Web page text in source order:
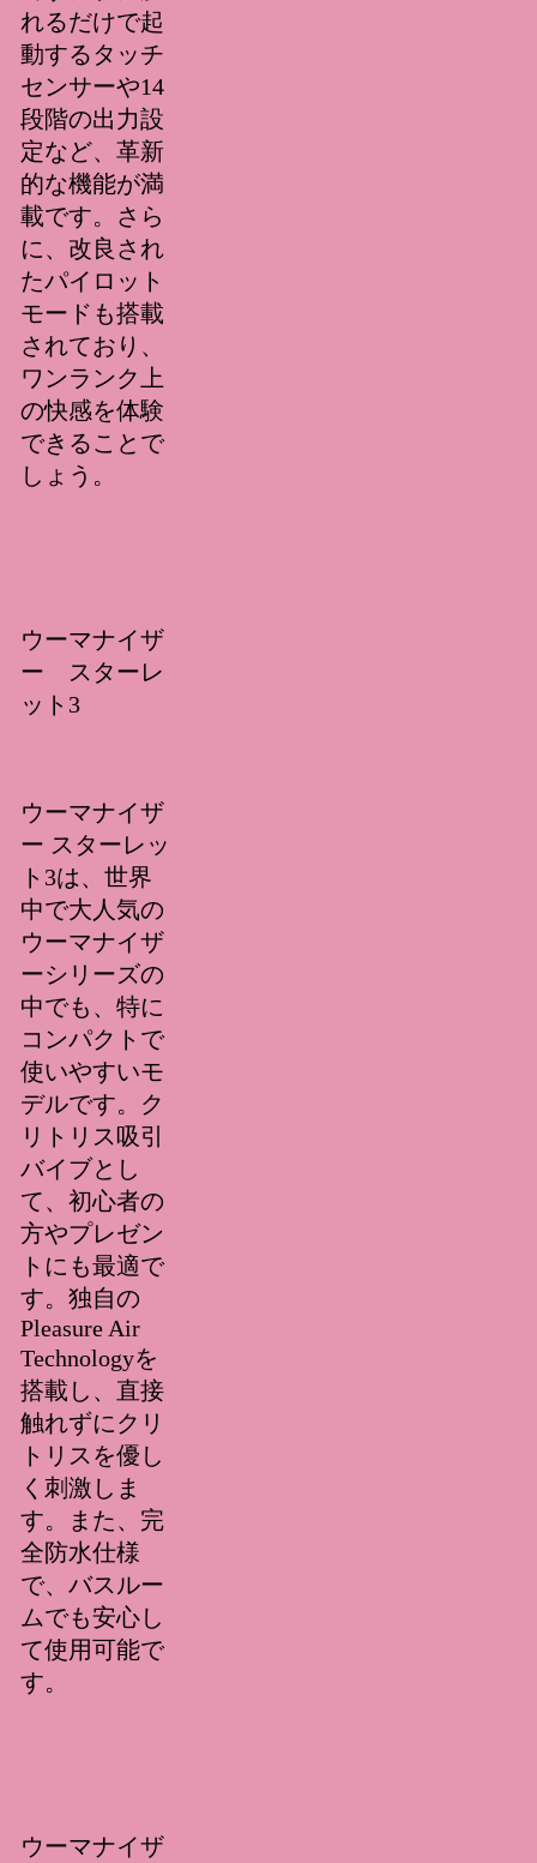
れるだけで起
動するタッチ
センサーや14
段階の出力設
定など、革新
的な機能が満
載です。さら
に、改良され
たパイロット
モードも搭載
されており、
ワンランク上
の快感を体験
できることで
しょう。
ウーマナイザ
ー スターレ
ット3
ウーマナイザ
ー スターレッ
ト3は、世界
中で大人気の
ウーマナイザ
ーシリーズの
中でも、特に
コンパクトで
使いやすいモ
デルです。ク
リトリス吸引
バイブとし
て、初心者の
方やプレゼン
トにも最適で
す。独自の
Pleasure Air
Technologyを
搭載し、直接
触れずにクリ
トリスを優し
く刺激しま
す。また、完
全防水仕様
で、バスルー
ムでも安心し
て使用可能で
す。
ウーマナイザ